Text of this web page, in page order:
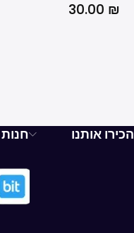
30.00 ₪
הכירו אותנו חנות